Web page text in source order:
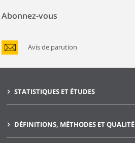
Abonnez-vous
Avis de parution
STATISTIQUES ET ÉTUDES
DÉFINITIONS, MÉTHODES ET QUALITÉ